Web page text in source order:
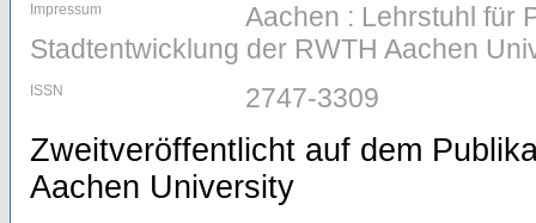
Impressum
Aachen : Lehrstuhl für
Stadtentwicklung der RWTH Aachen
ISSN 2747-3309
Zweitveröffentlicht auf dem
Aachen University